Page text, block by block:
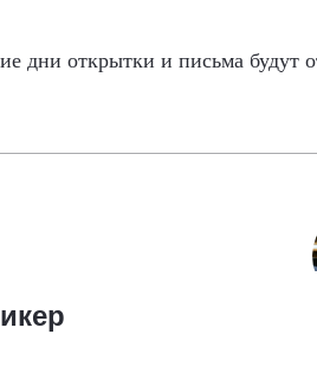
дни открытки и письма будут